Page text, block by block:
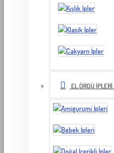
EL ÖRGÜ İPLERI